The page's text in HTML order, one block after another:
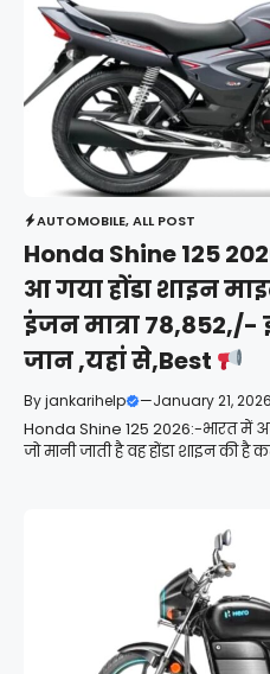
AUTOMOBILE,ALL POST
Honda Shine 125
आ गया होंडा शाइन
इंजन मात्रा
जान ,यहां से,Best
Byjankarihelp —January 21, 2026
Honda Shine 125 2026:-भारत में
जो मानी जाती है वह होंडा शाइन की